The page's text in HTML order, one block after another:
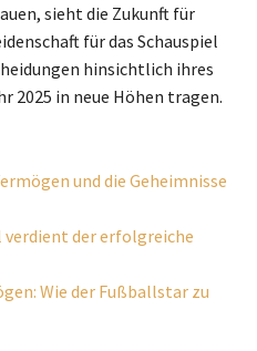
sieht die Zukunft für
für das Schauspiel
hinsichtlich ihres
2025 in neue Höhen tragen.
und die Geheimnisse
verdient der erfolgreiche
Wie der Fußballstar zu